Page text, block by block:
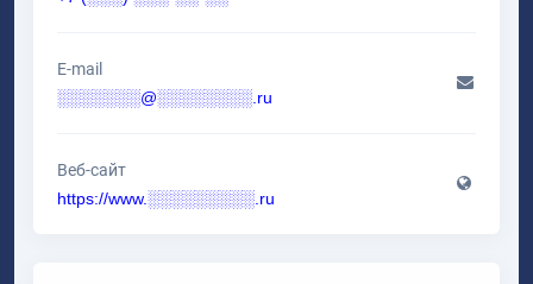
E-mail
░░░░░░░@░░░░░░░░.ru
Веб-сайт
https://www.░░░░░░░░░.ru